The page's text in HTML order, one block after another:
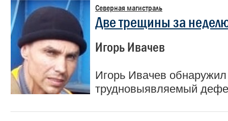
Северная магистраль
Две трещины за
Игорь Ивачев
Игорь Ивачев
трудновыявляемый